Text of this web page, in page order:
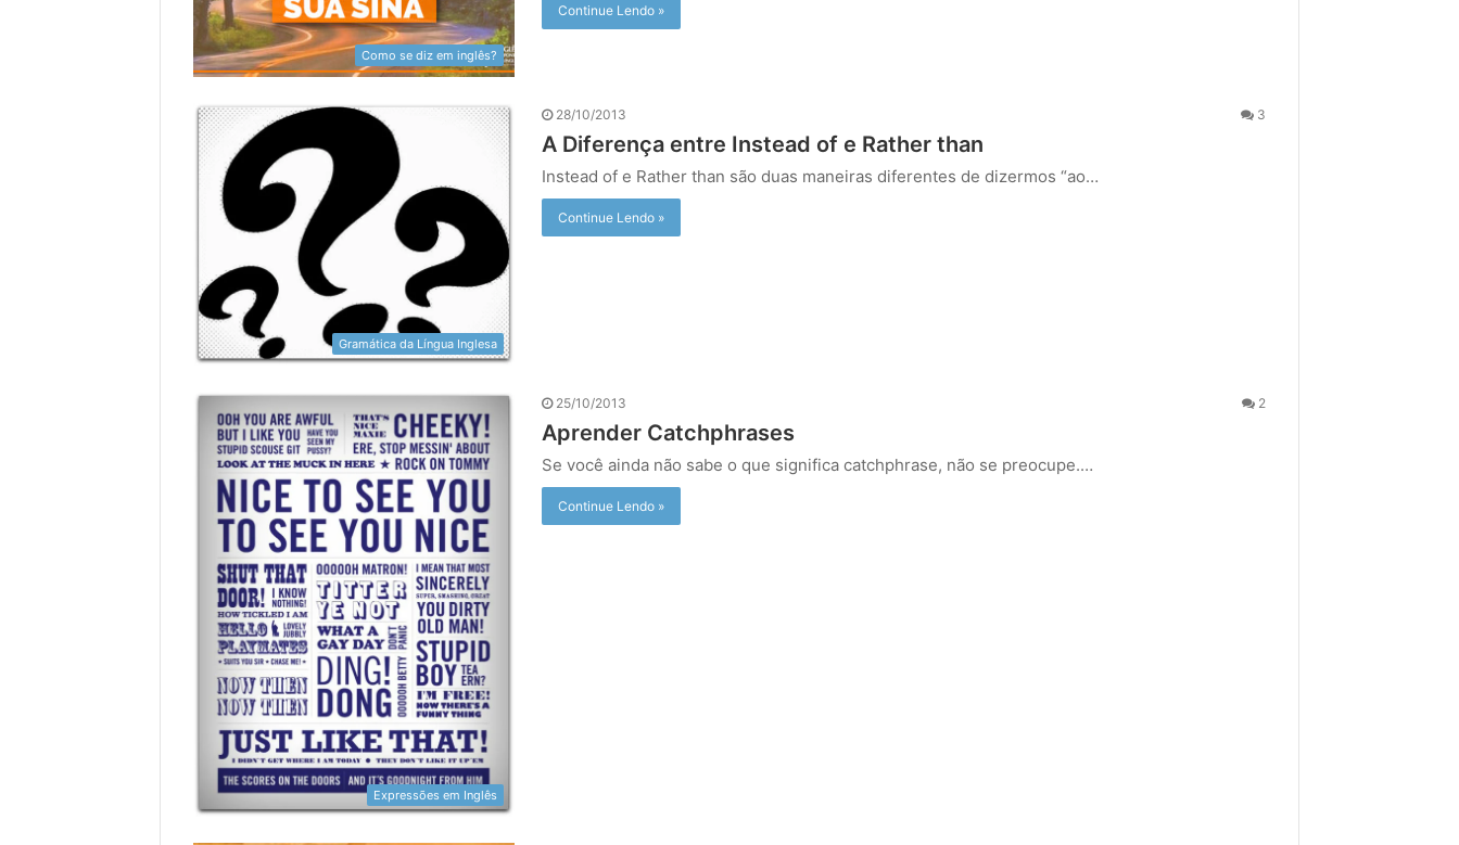
Como se diz em inglês?
Continue Lendo »
Gramática da Língua Inglesa
28/10/2013 3
A Diferença entre Instead of e Rather than
Instead of e Rather than são duas maneiras diferentes de dizermos “ao…
Continue Lendo »
Expressões em Inglês
25/10/2013 2
Aprender Catchphrases
Se você ainda não sabe o que significa catchphrase, não se preocupe.…
Continue Lendo »